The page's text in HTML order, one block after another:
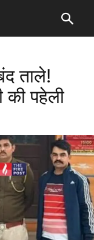
ताले!
पहेली